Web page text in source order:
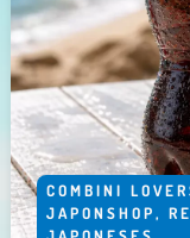
COMBINI
JAPONSHOP,